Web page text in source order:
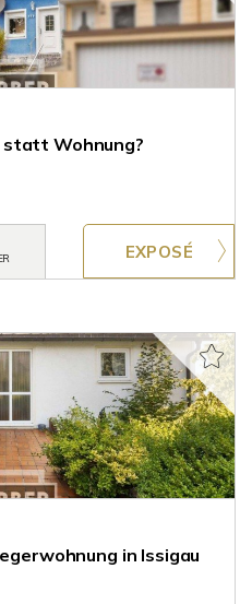
statt Wohnung?
in Issigau